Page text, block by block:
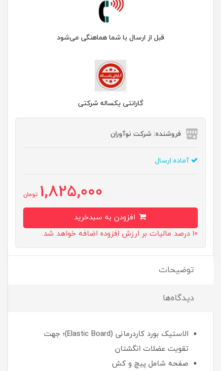
قبل از ارسال با شما هماهنگی می‌شود
گارانتی یکساله شرکتی
فروشنده: شرکت نوآوران
آماده ارسال
1,825,000 تومان
10 درصد مالیات بر ارزش افزوده اضافه خواهد شد.
توضیحات
دیدگاه‌ها
الاستیک بورد کاردرمانی (Elastic Board)؛ جهت
تقويت عضلات انگشتان
صفحه شامل پيچ و کش